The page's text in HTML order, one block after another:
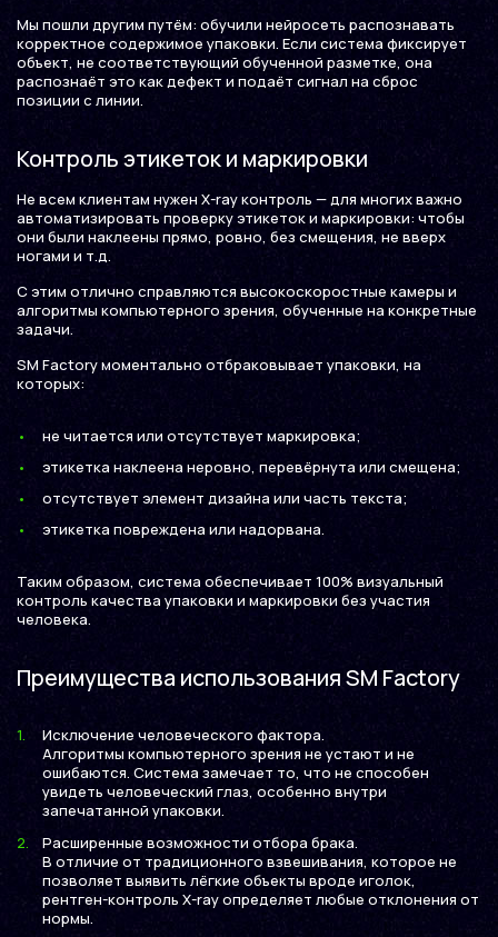
Мы пошли другим путём: обучили нейросеть распознавать
корректное содержимое упаковки. Если система фиксирует
объект, не соответствующий обученной разметке, она
распознаёт это как дефект и подаёт сигнал на сброс
позиции с линии.
Контроль этикеток и маркировки
Не всем клиентам нужен X-ray контроль — для многих важно
автоматизировать проверку этикеток и маркировки: чтобы
они были наклеены прямо, ровно, без смещения, не вверх
ногами и т.д.
С этим отлично справляются высокоскоростные камеры и
алгоритмы компьютерного зрения, обученные на конкретные
задачи.
SM Factory моментально отбраковывает упаковки, на
которых:
не читается или отсутствует маркировка;
этикетка наклеена неровно, перевёрнута или смещена;
отсутствует элемент дизайна или часть текста;
этикетка повреждена или надорвана.
Таким образом, система обеспечивает 100% визуальный
контроль качества упаковки и маркировки без участия
человека.
Преимущества использования SM Factory
Исключение человеческого фактора.
Алгоритмы компьютерного зрения не устают и не
ошибаются. Система замечает то, что не способен
увидеть человеческий глаз, особенно внутри
запечатанной упаковки.
Расширенные возможности отбора брака.
В отличие от традиционного взвешивания, которое не
позволяет выявить лёгкие объекты вроде иголок,
рентген-контроль X-ray определяет любые отклонения от
нормы.